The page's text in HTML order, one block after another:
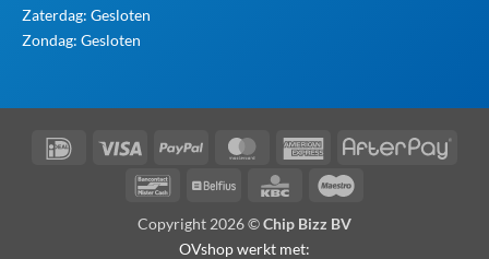
Zaterdag: Gesloten
Zondag: Gesloten
IDeal Visa PayPal MasterCardAmerican
Express
BancontactBelfius KBC
Copyright 2026 ©Chip Bizz BV
OVshop werkt met: